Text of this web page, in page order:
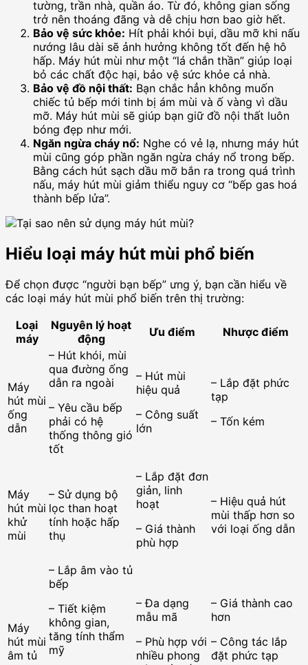
tường, trần nhà, quần áo. Từ đó, không gian sống
trở nên thoáng đãng và dễ chịu hơn bao giờ hết.
Bảo vệ sức khỏe: Hít phải khói bụi, dầu mỡ khi nấu
nướng lâu dài sẽ ảnh hưởng không tốt đến hệ hô
hấp. Máy hút mùi như một “lá chắn thần” giúp loại
bỏ các chất độc hại, bảo vệ sức khỏe cả nhà.
Bảo vệ đồ nội thất: Bạn chắc hẳn không muốn
chiếc tủ bếp mới tinh bị ám mùi và ố vàng vì dầu
mỡ. Máy hút mùi sẽ giúp bạn giữ đồ nội thất luôn
bóng đẹp như mới.
Ngăn ngừa cháy nổ: Nghe có vẻ lạ, nhưng máy hút
mùi cũng góp phần ngăn ngừa cháy nổ trong bếp.
Bằng cách hút sạch dầu mỡ bắn ra trong quá trình
nấu, máy hút mùi giảm thiểu nguy cơ “bếp gas hoá
thành bếp lửa”.
Hiểu loại máy hút mùi phổ biến
Để chọn được “người bạn bếp” ưng ý, bạn cần hiểu về
các loại máy hút mùi phổ biến trên thị trường:
Loại
máy
Nguyên lý hoạt
động
Ưu điểm Nhược điểm
Máy
hút mùi
ống
dẫn
– Hút khói, mùi
qua đường ống
dẫn ra ngoài
– Yêu cầu bếp
phải có hệ
thống thông gió
tốt
– Hút mùi
hiệu quả
– Công suất
lớn
– Lắp đặt phức
tạp
– Tốn kém
Máy
hút mùi
khử
mùi
– Sử dụng bộ
lọc than hoạt
tính hoặc hấp
thụ
– Lắp đặt đơn
giản, linh
hoạt
– Giá thành
phù hợp
– Hiệu quả hút
mùi thấp hơn so
với loại ống dẫn
Máy
hút mùi
âm tủ
– Lắp âm vào tủ
bếp
– Tiết kiệm
không gian,
tăng tính thẩm
mỹ
– Đa dạng
mẫu mã
– Phù hợp với
nhiều phong
– Giá thành cao
hơn
– Công tác lắp
đặt phức tạp